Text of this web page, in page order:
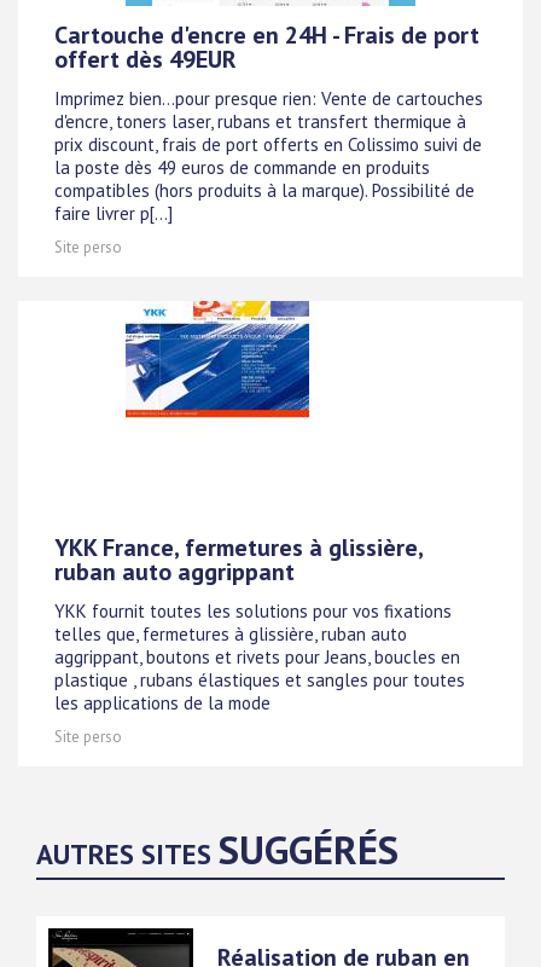
Cartouche d'encre en 24H - Frais de port
offert dès 49EUR
Imprimez bien...pour presque rien: Vente de cartouches
d'encre, toners laser, rubans et transfert thermique à
prix discount, frais de port offerts en Colissimo suivi de
la poste dès 49 euros de commande en produits
compatibles (hors produits à la marque). Possibilité de
faire livrer p[...]
Site perso
YKK France, fermetures à glissière,
ruban auto aggrippant
YKK fournit toutes les solutions pour vos fixations
telles que, fermetures à glissière, ruban auto
aggrippant, boutons et rivets pour Jeans, boucles en
plastique , rubans élastiques et sangles pour toutes
les applications de la mode
Site perso
AUTRES SITES SUGGÉRÉS
Réalisation de ruban en